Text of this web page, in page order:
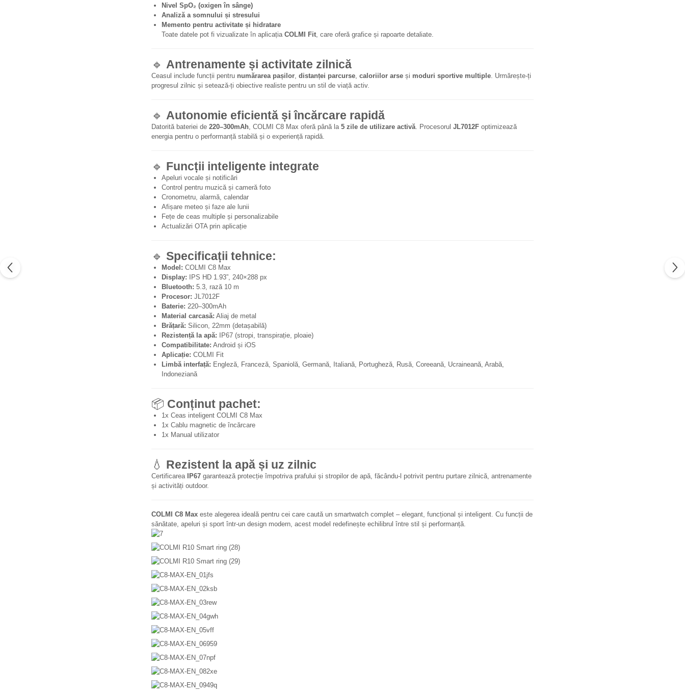
Nivel SpO₂ (oxigen în sânge)
Analiză a somnului și stresului
Memento pentru activitate și hidratare
Toate datele pot fi vizualizate în aplicația COLMI Fit , care oferă grafice și rapoarte detaliate.
🔹 Antrenamente și activitate zilnică
Ceasul include funcții pentru numărarea pașilor distanței parcurse caloriilor arse și moduri sportive multiple . Urmărește-ți
progresul zilnic și setează-ți obiective realiste pentru un stil de viață activ.
🔹 Autonomie eficientă și încărcare rapidă
Datorită bateriei de 220–300mAh , COLMI C8 Max oferă până la 5 zile de utilizare activă . Procesorul JL7012F optimizează
energia pentru o performanță stabilă și o experiență rapidă.
🔹 Funcții inteligente integrate
Apeluri vocale și notificări
Control pentru muzică și cameră foto
Cronometru, alarmă, calendar
Afișare meteo și faze ale lunii
Fețe de ceas multiple și personalizabile
Actualizări OTA prin aplicație
🔹 Specificații tehnice:
Model: COLMI C8 Max
Display: IPS HD 1.93”, 240×288 px
Bluetooth: 5.3, rază 10 m
Procesor: JL7012F
Baterie: 220–300mAh
Material carcasă: Aliaj de metal
Brățară: Silicon, 22mm (detașabilă)
Rezistență la apă: IP67 (stropi, transpirație, ploaie)
Compatibilitate: Android și iOS
Aplicație: COLMI Fit
Limbă interfață: Engleză, Franceză, Spaniolă, Germană, Italiană, Portugheză, Rusă, Coreeană, Ucraineană, Arabă,
Indoneziană
📦 Conținut pachet:
1x Ceas inteligent COLMI C8 Max
1x Cablu magnetic de încărcare
1x Manual utilizator
💧 Rezistent la apă și uz zilnic
Certificarea IP67 garantează protecție împotriva prafului și stropilor de apă, făcându-l potrivit pentru purtare zilnică, antrenamente
și activități outdoor.
COLMI C8 Max este alegerea ideală pentru cei care caută un smartwatch complet – elegant, funcțional și inteligent. Cu funcții de
sănătate, apeluri și sport într-un design modern, acest model redefinește echilibrul între stil și performanță.